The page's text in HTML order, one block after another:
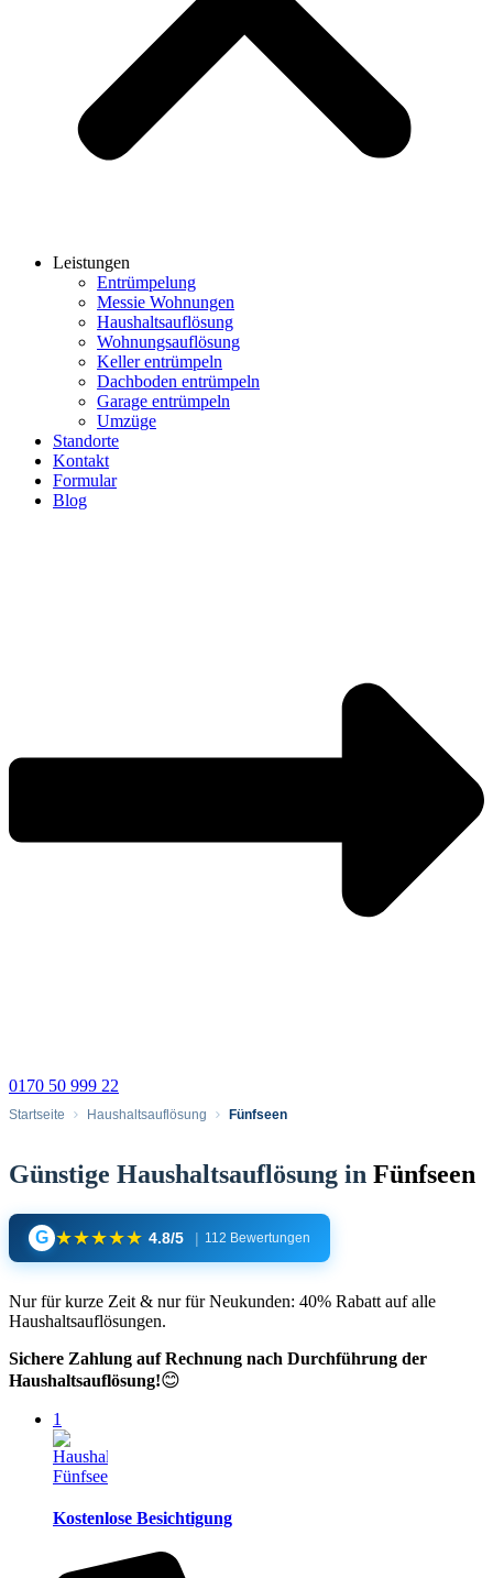
Leistungen
Entrümpelung
Messie Wohnungen
Haushaltsauflösung
Wohnungsauflösung
Keller entrümpeln
Dachboden entrümpeln
Garage entrümpeln
Umzüge
Standorte
Kontakt
Formular
Blog
0170 50 999 22
Startseite Haushaltsauflösung Fünfseen
Günstige Haushaltsauflösung in Fünfseen
G ★★★★★ 4.8/5 | 112 Bewertungen
Nur für kurze Zeit & nur für Neukunden: 40% Rabatt auf alle
Haushaltsauflösungen.
Sichere Zahlung auf Rechnung nach Durchführung der
Haushaltsauflösung!😊
1
Kostenlose Besichtigung